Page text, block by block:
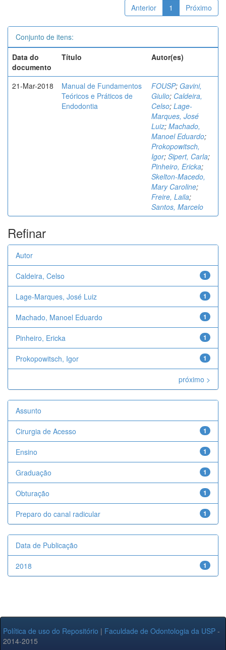
Anterior 1 Próximo
Conjunto de itens:
Data do
documento
Título Autor(es)
21-Mar-2018
Manual de Fundamentos
Teóricos e Práticos de
Endodontia
FOUSP; Gavini,
Giulio; Caldeira,
Celso; Lage-
Marques, José
Luiz; Machado,
Manoel Eduardo;
Prokopowitsch,
Igor; Sipert, Carla;
Pinheiro, Ericka;
Skelton-Macedo,
Mary Caroline;
Freire, Laila;
Santos, Marcelo
Refinar
Autor
1
Caldeira, Celso
1
Lage-Marques, José Luiz
1
Machado, Manoel Eduardo
1
Pinheiro, Ericka
1
Prokopowitsch, Igor
próximo >
Assunto
1
Cirurgia de Acesso
1
Ensino
1
Graduação
1
Obturação
1
Preparo do canal radicular
Data de Publicação
1
2018
Política de uso do Repositório | Faculdade de Odontologia da USP -
2014-2015